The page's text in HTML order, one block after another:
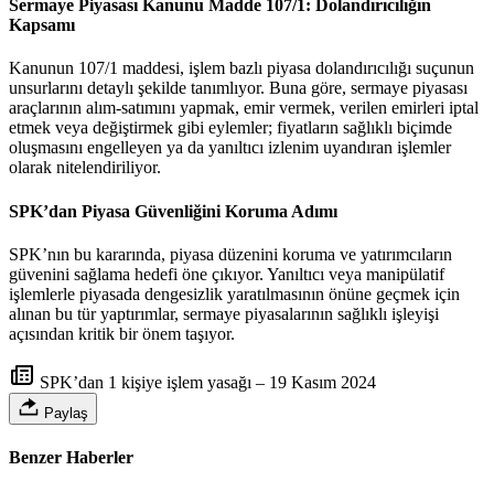
Sermaye Piyasası Kanunu Madde 107/1: Dolandırıcılığın
Kapsamı
Kanunun 107/1 maddesi, işlem bazlı piyasa dolandırıcılığı suçunun
unsurlarını detaylı şekilde tanımlıyor. Buna göre, sermaye piyasası
araçlarının alım-satımını yapmak, emir vermek, verilen emirleri iptal
etmek veya değiştirmek gibi eylemler; fiyatların sağlıklı biçimde
oluşmasını engelleyen ya da yanıltıcı izlenim uyandıran işlemler
olarak nitelendiriliyor.
SPK’dan Piyasa Güvenliğini Koruma Adımı
SPK’nın bu kararında, piyasa düzenini koruma ve yatırımcıların
güvenini sağlama hedefi öne çıkıyor. Yanıltıcı veya manipülatif
işlemlerle piyasada dengesizlik yaratılmasının önüne geçmek için
alınan bu tür yaptırımlar, sermaye piyasalarının sağlıklı işleyişi
açısından kritik bir önem taşıyor.
SPK’dan 1 kişiye işlem yasağı – 19 Kasım 2024
Paylaş
Benzer Haberler